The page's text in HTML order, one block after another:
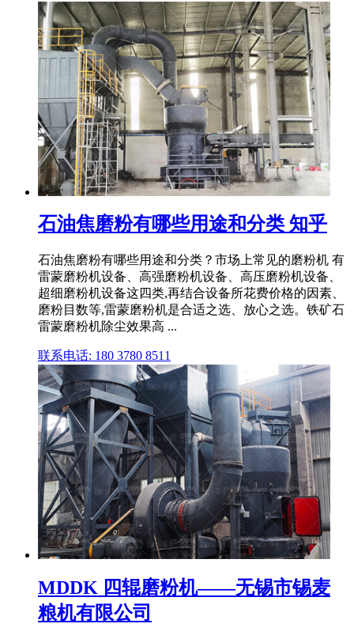
石油焦磨粉有哪些用途和分类 知乎
石油焦磨粉有哪些用途和分类？市场上常见的磨粉机 有
雷蒙磨粉机设备、高强磨粉机设备、高压磨粉机设备、
超细磨粉机设备这四类,再结合设备所花费价格的因素、
磨粉目数等,雷蒙磨粉机是合适之选、放心之选。铁矿石
雷蒙磨粉机除尘效果高 ...
联系电话: 180 3780 8511
MDDK 四辊磨粉机——无锡市锡麦
粮机有限公司